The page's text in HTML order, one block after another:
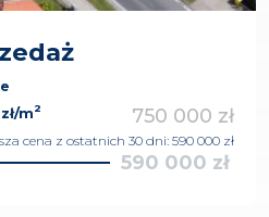
m2 750 000 zł
cena z ostatnich 30 dni: 590 000 zł
590 000 zł